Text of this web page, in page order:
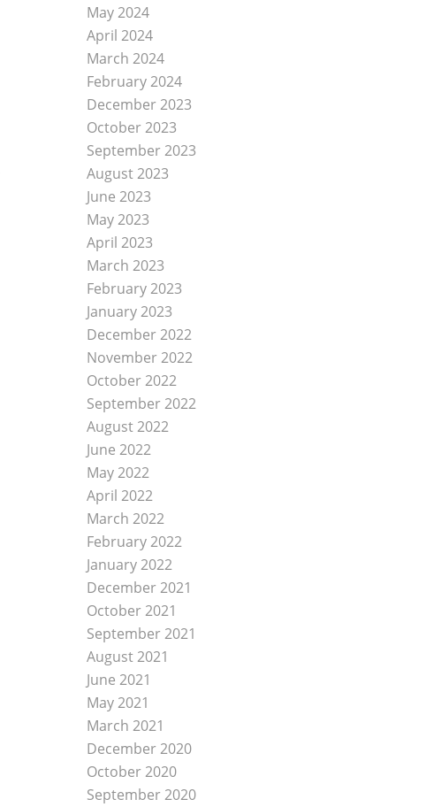
May 2024
April 2024
March 2024
February 2024
December 2023
October 2023
September 2023
August 2023
June 2023
May 2023
April 2023
March 2023
February 2023
January 2023
December 2022
November 2022
October 2022
September 2022
August 2022
June 2022
May 2022
April 2022
March 2022
February 2022
January 2022
December 2021
October 2021
September 2021
August 2021
June 2021
May 2021
March 2021
December 2020
October 2020
September 2020